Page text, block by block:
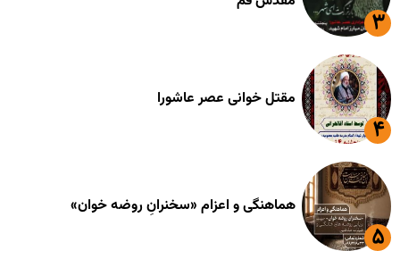
مقتل خوانی عصر عاشورا
هماهنگی و اعزام «سخنرانِ روضه خوان»